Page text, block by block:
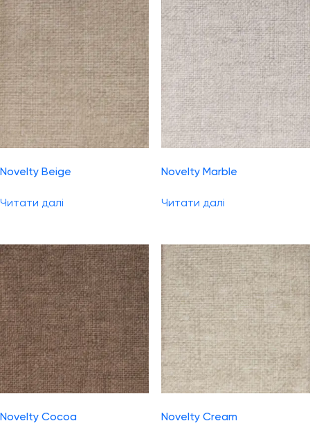
Novelty Beige
Читати далі
Novelty Marble
Читати далі
Novelty Cocoa Novelty Cream